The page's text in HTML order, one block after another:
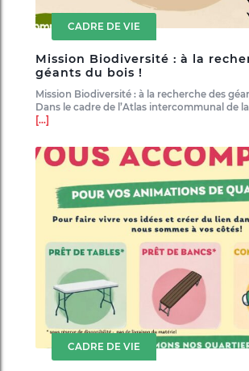
CADRE DE VIE
Mission Biodiversité : à la
géants du bois !
Mission Biodiversité : à la recherche des
Dans le cadre de l’Atlas intercommunal de
[...]
CADRE DE VIE